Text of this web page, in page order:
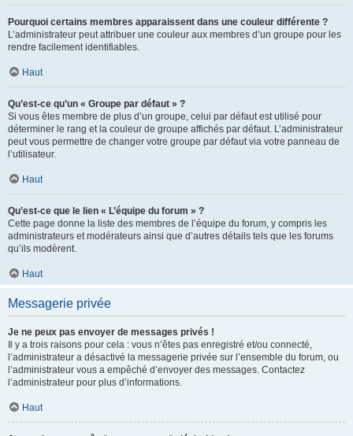
Pourquoi certains membres apparaissent dans une couleur différente ?
L’administrateur peut attribuer une couleur aux membres d’un groupe pour les
rendre facilement identifiables.
Haut
Qu’est-ce qu’un « Groupe par défaut » ?
Si vous êtes membre de plus d’un groupe, celui par défaut est utilisé pour
déterminer le rang et la couleur de groupe affichés par défaut. L’administrateur
peut vous permettre de changer votre groupe par défaut via votre panneau de
l’utilisateur.
Haut
Qu’est-ce que le lien « L’équipe du forum » ?
Cette page donne la liste des membres de l’équipe du forum, y compris les
administrateurs et modérateurs ainsi que d’autres détails tels que les forums
qu’ils modèrent.
Haut
Messagerie privée
Je ne peux pas envoyer de messages privés !
Il y a trois raisons pour cela : vous n’êtes pas enregistré et/ou connecté,
l’administrateur a désactivé la messagerie privée sur l’ensemble du forum, ou
l’administrateur vous a empêché d’envoyer des messages. Contactez
l’administrateur pour plus d’informations.
Haut